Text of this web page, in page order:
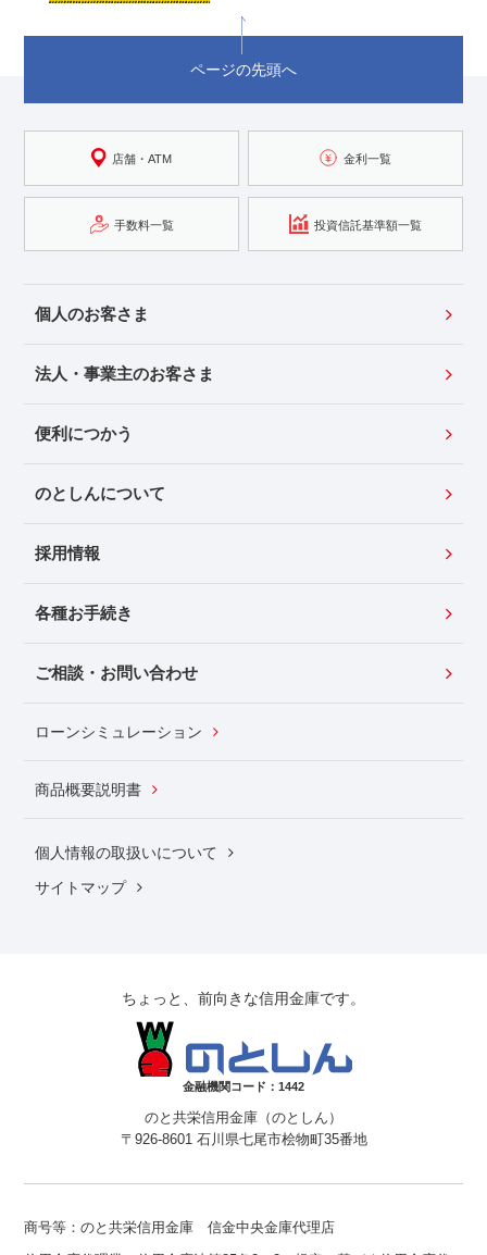
ページの先頭へ
店舗・ATM 金利一覧
手数料一覧 投資信託基準額一覧
個人のお客さま
法人・事業主のお客さま
便利につかう
のとしんについて
採用情報
各種お手続き
ご相談・お問い合わせ
ローンシミュレーション
商品概要説明書
個人情報の取扱いについて
サイトマップ
ちょっと、前向きな信用金庫です。
金融機関コード：1442
のと共栄信用金庫（のとしん）
〒926-8601 石川県七尾市桧物町35番地
商号等：のと共栄信用金庫 信金中央金庫代理店